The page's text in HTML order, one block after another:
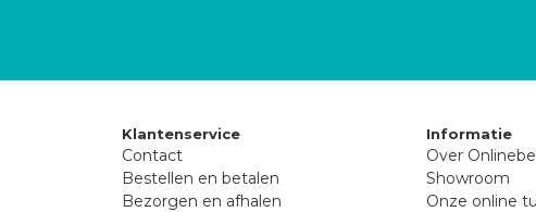
Klantenservice
Contact
Bestellen en betalen
Bezorgen en afhalen
Informatie
Over
Showroom
Onze online